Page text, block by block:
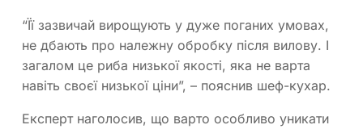
“Її зазвичай вирощують у дуже поганих умовах,
не дбають про належну обробку після вилову. І
загалом це риба низької якості, яка не варта
навіть своєї низької ціни”, – пояснив шеф-кухар.
Експерт наголосив, що варто особливо уникати